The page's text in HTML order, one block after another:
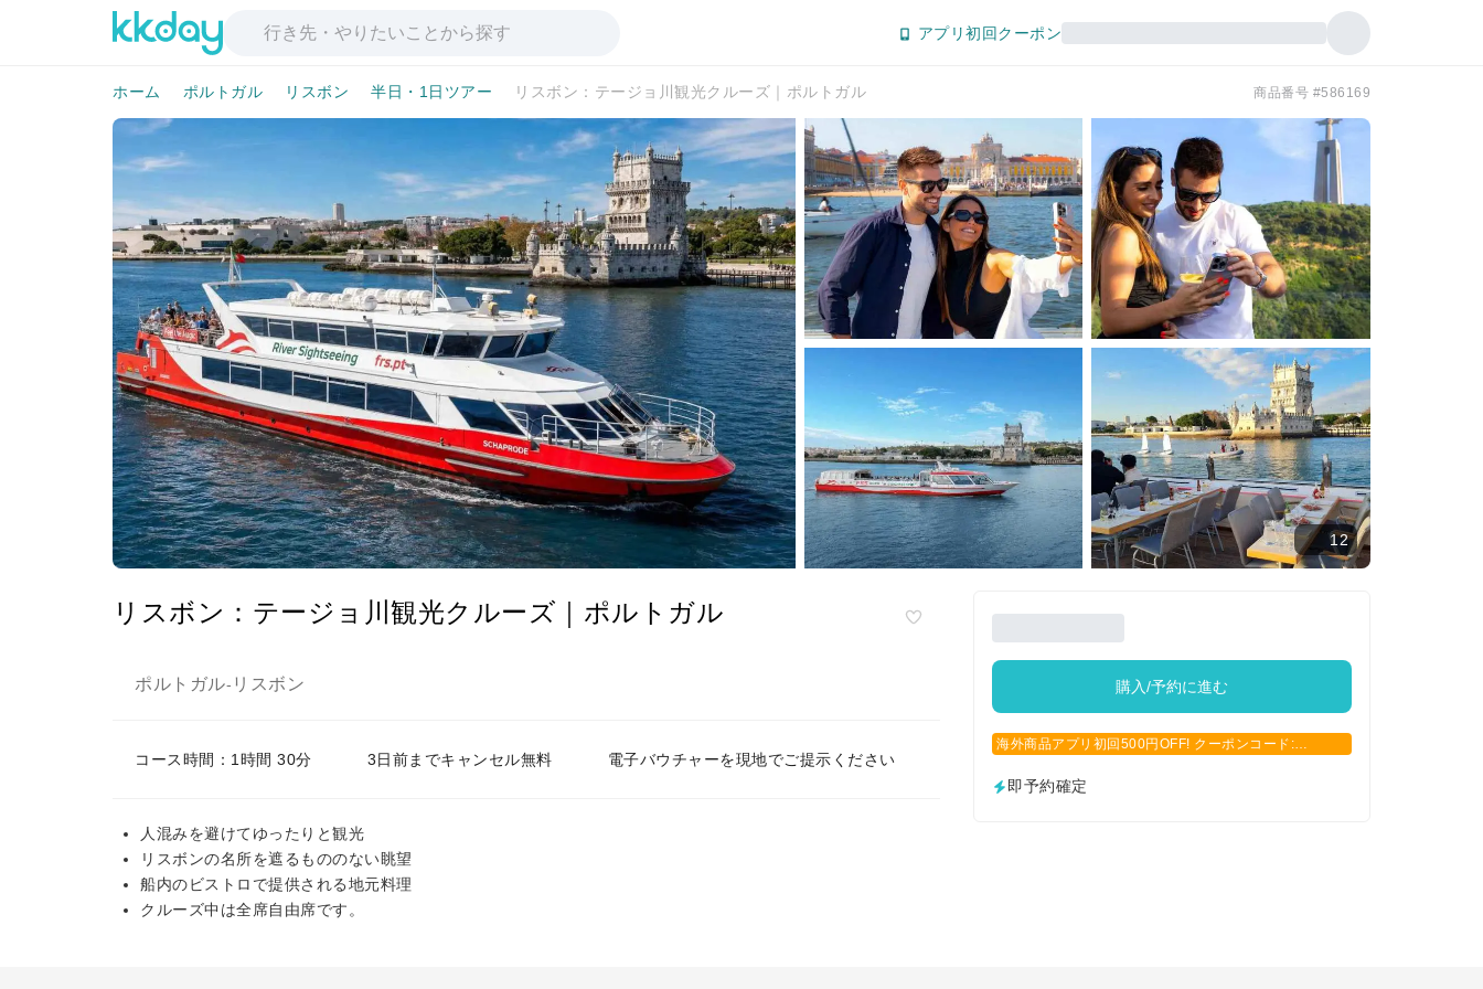
アプリ初回クーポン
ホーム ポルトガル リスボン 半日・1日ツアー リスボン：テージョ川観光クルーズ｜ポルトガル 商品番号 #586169
12
リスボン：テージョ川観光クルーズ｜ポルトガル
ポルトガル- リスボン
コース時間：1時間 30分 3日前までキャンセル無料 電子バウチャーを現地でご提示ください
人混みを避けてゆったりと観光
リスボンの名所を遮るもののない眺望
船内のビストロで提供される地元料理
クルーズ中は全席自由席です。
購入/予約に進む
海外商品アプリ初回500円OFF! クーポンコード:
即予約確定